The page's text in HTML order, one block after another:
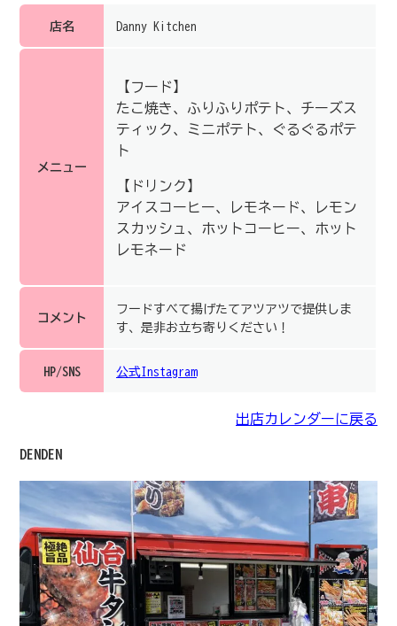
店名 Danny Kitchen
メニュー
【フード】
たこ焼き、ふりふりポテト、チーズス
ティック、ミニポテト、ぐるぐるポテ
ト
【ドリンク】
アイスコーヒー、レモネード、レモン
スカッシュ、ホットコーヒー、ホット
レモネード
コメント
フードすべて揚げたてアツアツで提供しま
す、是非お立ち寄りください！
HP/SNS 公式Instagram
出店カレンダーに戻る
DENDEN